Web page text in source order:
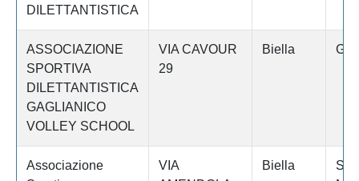
DILETTANTISTICA
ASSOCIAZIONE
SPORTIVA
DILETTANTISTICA
GAGLIANICO
VOLLEY SCHOOL
VIA CAVOUR
29
Biella
Associazione
VIA
Biella